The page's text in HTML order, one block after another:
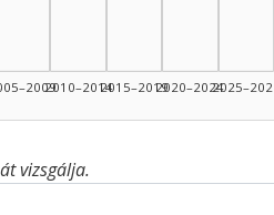
2010–20142015–20192020–20242025–2026
vizsgálja.